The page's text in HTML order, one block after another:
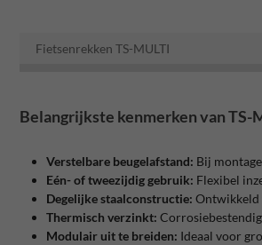
Fietsenrekken TS-MULTI
Belangrijkste kenmerken van TS-
Verstelbare beugelafstand: Bij
Eén- of tweezijdig gebruik: Flexibel
Degelijke staalconstructie: Ontwikkeld
Thermisch verzinkt:
Modulair uit te breiden: Ideaal voor